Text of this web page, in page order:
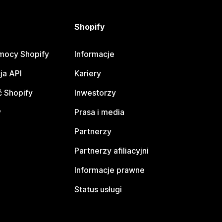
Shopify
API
Shopify
Shopify
Informacje
Kariery
Inwestorzy
Prasa i media
Partnerzy
Partnerzy afiliacyjni
Informacje prawne
Status usługi